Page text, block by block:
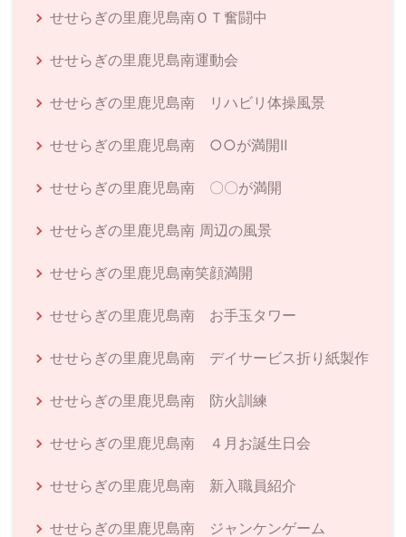
せせらぎの里鹿児島南ＯＴ奮闘中
せせらぎの里鹿児島南運動会
せせらぎの里鹿児島南 リハビリ体操風景
せせらぎの里鹿児島南 ○○が満開Ⅱ
せせらぎの里鹿児島南 〇〇が満開
せせらぎの里鹿児島南 周辺の風景
せせらぎの里鹿児島南笑顔満開
せせらぎの里鹿児島南 お手玉タワー
せせらぎの里鹿児島南 デイサービス折り紙製作
せせらぎの里鹿児島南 防火訓練
せせらぎの里鹿児島南 ４月お誕生日会
せせらぎの里鹿児島南 新入職員紹介
せせらぎの里鹿児島南 ジャンケンゲーム